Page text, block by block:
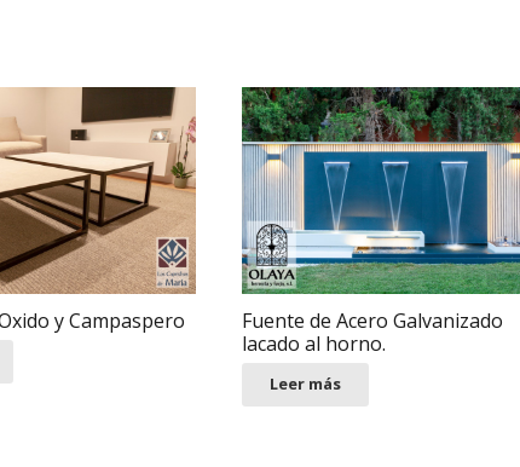
y Campaspero
Fuente de Acero Galvanizado
lacado al horno.
Leer más